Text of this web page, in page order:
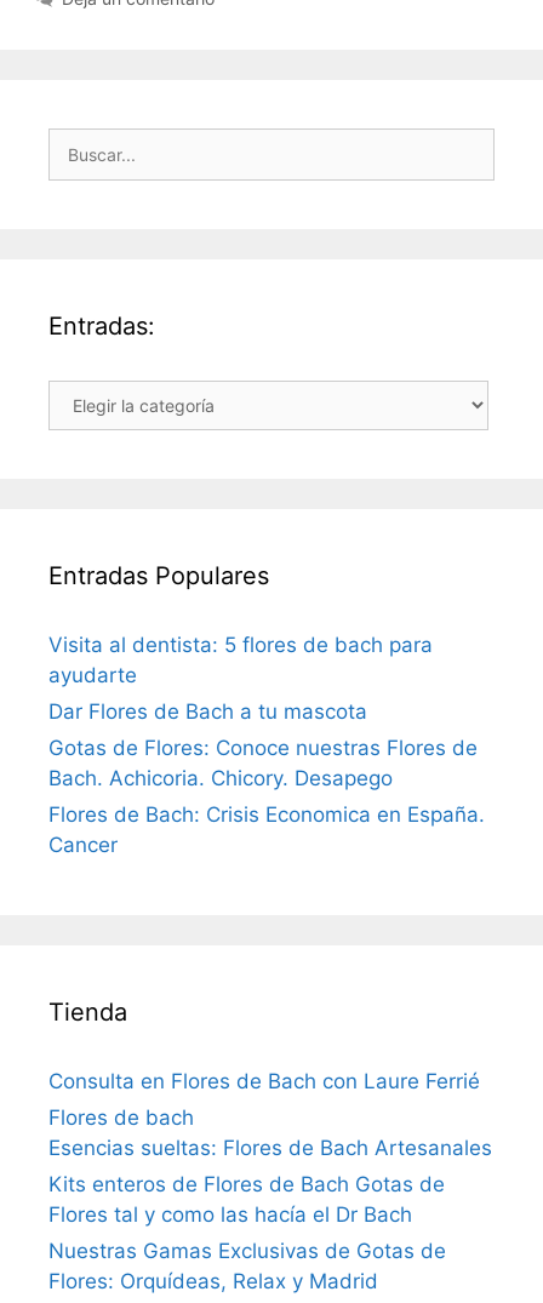
Buscar:
Entradas:
Entradas:
Entradas Populares
Visita al dentista: 5 flores de bach para
ayudarte
Dar Flores de Bach a tu mascota
Gotas de Flores: Conoce nuestras Flores de
Bach. Achicoria. Chicory. Desapego
Flores de Bach: Crisis Economica en España.
Cancer
Tienda
Consulta en Flores de Bach con Laure Ferrié
Flores de bach
Esencias sueltas: Flores de Bach Artesanales
Kits enteros de Flores de Bach Gotas de
Flores tal y como las hacía el Dr Bach
Nuestras Gamas Exclusivas de Gotas de
Flores: Orquídeas, Relax y Madrid